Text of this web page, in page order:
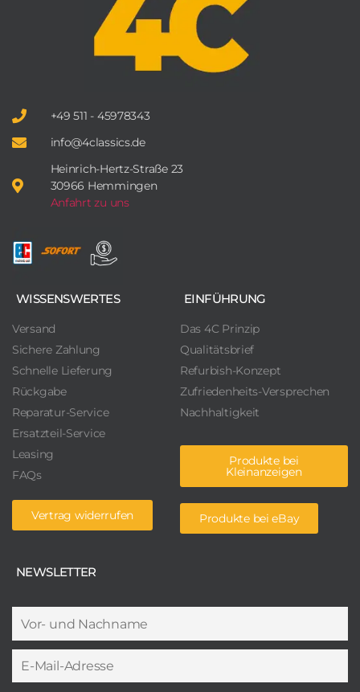
+49 511 - 45978343
info@4classics.de
Heinrich-Hertz-Straße 23
30966 Hemmingen
Anfahrt zu uns
WISSENSWERTES
Versand
Sichere Zahlung
Schnelle Lieferung
Rückgabe
Reparatur-Service
Ersatzteil-Service
Leasing
FAQs
Vertrag widerrufen
EINFÜHRUNG
Das 4C Prinzip
Qualitätsbrief
Refurbish-Konzept
Zufriedenheits-Versprechen
Nachhaltigkeit
Produkte bei
Kleinanzeigen
Produkte bei eBay
NEWSLETTER